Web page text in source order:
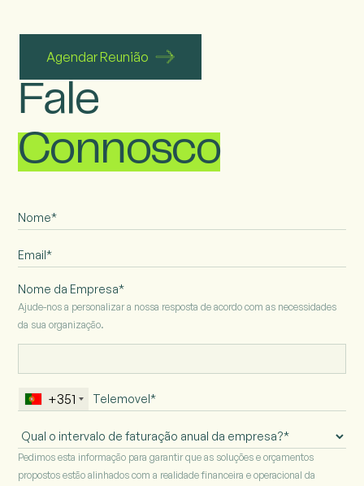
Agendar Reunião
Fale
Connosco
Nome da Empresa*
Ajude-nos a personalizar a nossa resposta de acordo com as necessidades
da sua organização.
+351
Intervalo
de
Pedimos esta informação para garantir que as soluções e orçamentos
propostos estão alinhados com a realidade financeira e operacional da